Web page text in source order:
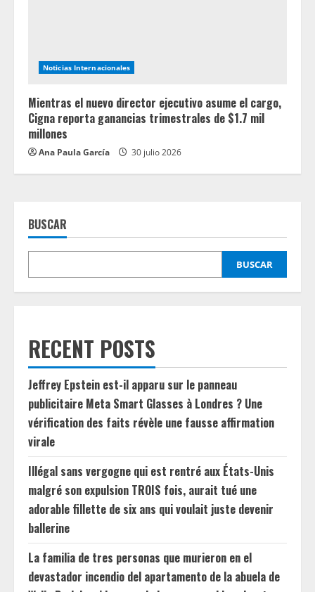
Noticias Internacionales
Mientras el nuevo director ejecutivo asume el cargo,
Cigna reporta ganancias trimestrales de $1.7 mil
millones
Ana Paula García 30 julio 2026
BUSCAR
BUSCAR
RECENT POSTS
Jeffrey Epstein est-il apparu sur le panneau
publicitaire Meta Smart Glasses à Londres ? Une
vérification des faits révèle une fausse affirmation
virale
Illégal sans vergogne qui est rentré aux États-Unis
malgré son expulsion TROIS fois, aurait tué une
adorable fillette de six ans qui voulait juste devenir
ballerine
La familia de tres personas que murieron en el
devastador incendio del apartamento de la abuela de